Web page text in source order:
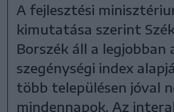
A fejlesztési
kimutatása szerint
Borszék áll a legjobban
szegénységi index
több településen jóval
mindennapok. Az